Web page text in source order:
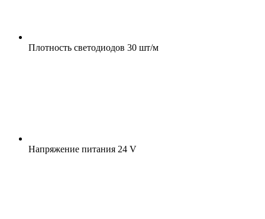
Плотность светодиодов 30 шт/м
Напряжение питания 24 V